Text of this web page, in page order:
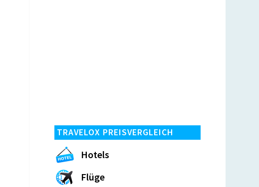
TRAVELOX PREISVERGLEICH
Hotels
Flüge